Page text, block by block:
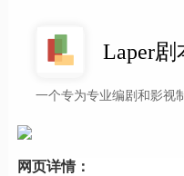
Laper剧
一个专为专业编剧和影视
网页详情：